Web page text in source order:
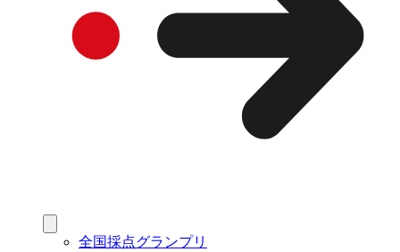
全国採点グランプリ